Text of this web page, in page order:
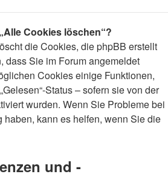
Cookies löschen“?
die Cookies, die phpBB erstellt
dass Sie im Forum angemeldet
Cookies einige Funktionen,
Status – sofern sie von der
wurden. Wenn Sie Probleme bei
haben, kann es helfen, wenn Sie die
und -